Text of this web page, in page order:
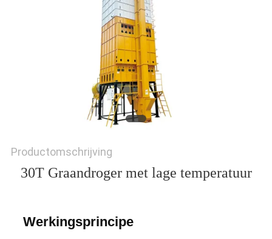
PRIVACYBELEID
Productomschrijving
30T Graandroger met lage temperatuur
Werkingsprincipe